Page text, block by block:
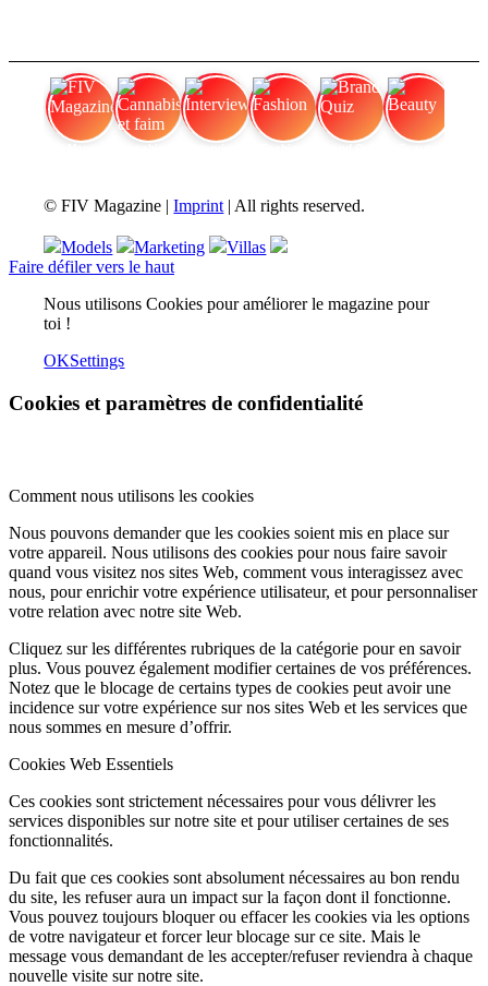
© FIV Magazine |Imprint | All rights reserved.
Models Marketing
Villas
Faire défiler vers le haut
Nous utilisons Cookies pour améliorer le magazine pour
toi !
OKSettings
Cookies et paramètres de confidentialité
Comment nous utilisons les cookies
Nous pouvons demander que les cookies soient mis en place sur
votre appareil. Nous utilisons des cookies pour nous faire savoir
quand vous visitez nos sites Web, comment vous interagissez avec
nous, pour enrichir votre expérience utilisateur, et pour personnaliser
votre relation avec notre site Web.
Cliquez sur les différentes rubriques de la catégorie pour en savoir
plus. Vous pouvez également modifier certaines de vos préférences.
Notez que le blocage de certains types de cookies peut avoir une
incidence sur votre expérience sur nos sites Web et les services que
nous sommes en mesure d’offrir.
Cookies Web Essentiels
Ces cookies sont strictement nécessaires pour vous délivrer les
services disponibles sur notre site et pour utiliser certaines de ses
fonctionnalités.
Du fait que ces cookies sont absolument nécessaires au bon rendu
du site, les refuser aura un impact sur la façon dont il fonctionne.
Vous pouvez toujours bloquer ou effacer les cookies via les options
de votre navigateur et forcer leur blocage sur ce site. Mais le
message vous demandant de les accepter/refuser reviendra à chaque
nouvelle visite sur notre site.